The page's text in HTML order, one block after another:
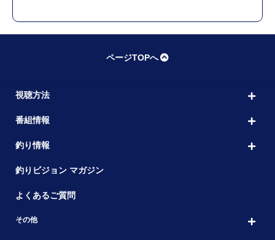
ページTOPへ
視聴方法
番組情報
釣り情報
釣りビジョン マガジン
よくあるご質問
その他